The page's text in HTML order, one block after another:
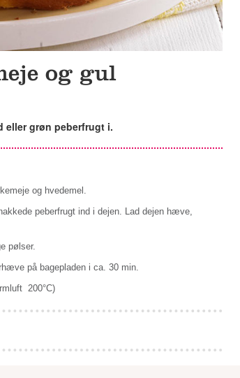
og gul
eller grøn peberfrugt i.
og hvedemel.
peberfrugt ind i dejen. Lad dejen hæve,
pølser.
på bagepladen i ca. 30 min.
200°C)